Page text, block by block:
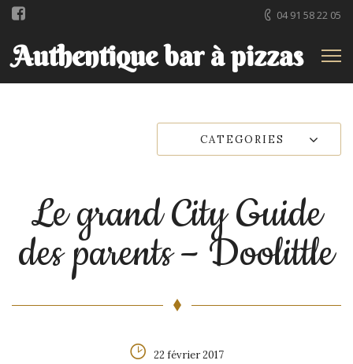
04 91 58 22 05
Authentique bar à pizzas
CATEGORIES
Le grand City Guide
des parents – Doolittle
22 février 2017